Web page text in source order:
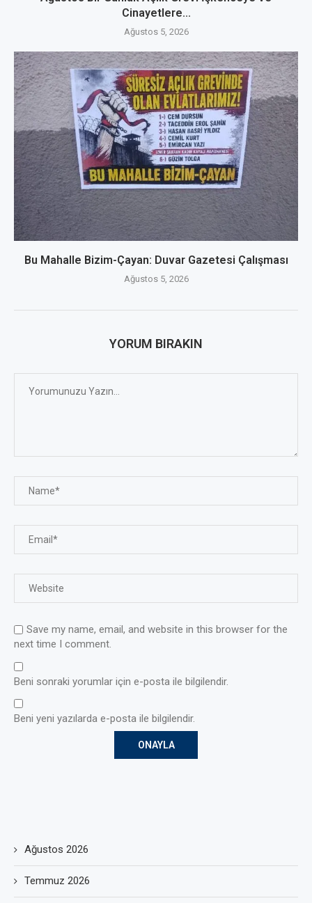
Cinayetlere...
Ağustos 5, 2026
Bu Mahalle Bizim-Çayan: Duvar Gazetesi Çalışması
Ağustos 5, 2026
YORUM BIRAKIN
Save my name, email, and website in this browser for the
next time I comment.
Beni sonraki yorumlar için e-posta ile bilgilendir.
Beni yeni yazılarda e-posta ile bilgilendir.
Ağustos 2026
Temmuz 2026